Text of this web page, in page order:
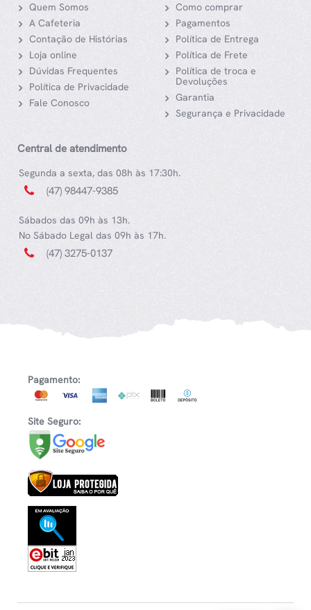
Quem Somos
A Cafeteria
Contação de Histórias
Loja online
Dúvidas Frequentes
Política de Privacidade
Fale Conosco
Como comprar
Pagamentos
Política de Entrega
Política de Frete
Política de troca e
Devoluções
Garantia
Segurança e Privacidade
Central de atendimento
Segunda a sexta, das 08h às 17:30h.
(47) 98447-9385
Sábados das 09h às 13h.
No Sábado Legal das 09h às 17h.
(47) 3275-0137
Pagamento:
Site Seguro: